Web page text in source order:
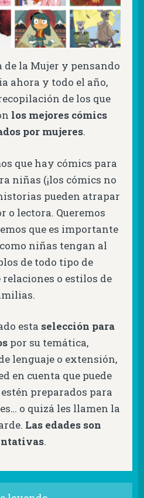
de la Mujer y pensando
ahora y todo el año,
de los que
los mejores cómics
por mujeres.
que hay cómics para
niñas (¡los cómics no
pueden atrapar
o lectora. Queremos
que es importante
niñas tengan al
de todo tipo de
o estilos de
esta selección para
por su temática,
lenguaje o extensión,
en cuenta que puede
preparados para
o quizá les llamen la
Las edades son
.